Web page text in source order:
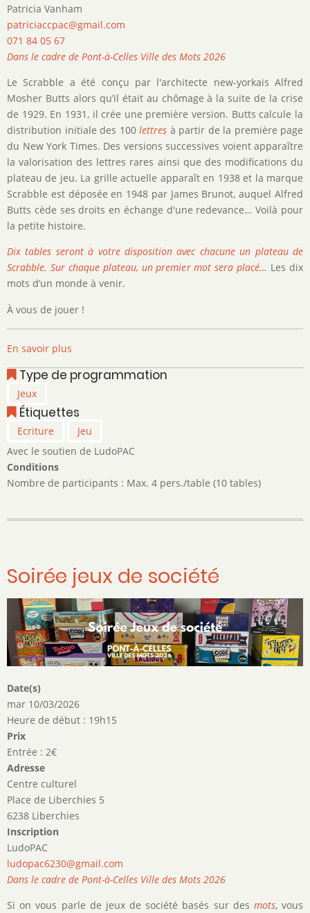
Patricia Vanham
patriciaccpac@gmail.com
071 84 05 67
Dans le cadre de Pont-à-Celles Ville des Mots 2026
Le Scrabble a été conçu par l'architecte new-yorkais Alfred
Mosher Butts alors qu’il était au chômage à la suite de la crise
de 1929. En 1931, il crée une première version. Butts calcule la
distribution initiale des 100 lettres à partir de la première page
du New York Times. Des versions successives voient apparaître
la valorisation des lettres rares ainsi que des modifications du
plateau de jeu. La grille actuelle apparaît en 1938 et la marque
Scrabble est déposée en 1948 par James Brunot, auquel Alfred
Butts cède ses droits en échange d'une redevance… Voilà pour
la petite histoire.
Dix tables seront à votre disposition avec chacune un plateau de
Scrabble. Sur chaque plateau, un premier mot sera placé… Les dix
mots d’un monde à venir.
À vous de jouer !
En savoir plus
Scrabble
Type de programmation
Jeux
Étiquettes
Ecriture
Jeu
Avec le soutien de LudoPAC
Conditions
Nombre de participants : Max. 4 pers./table (10 tables)
Soirée jeux de société
Date(s)
mar 10/03/2026
Heure de début : 19h15
Prix
Entrée : 2€
Adresse
Centre culturel
Place de Liberchies 5
6238 Liberchies
Inscription
LudoPAC
ludopac6230@gmail.com
Dans le cadre de Pont-à-Celles Ville des Mots 2026
Si on vous parle de jeux de société basés sur des mots, vous